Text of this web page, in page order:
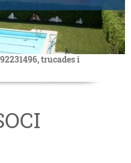
trucades i